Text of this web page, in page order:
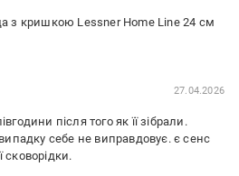
з кришкою Lessner Home Line 24 см
27.04.2026
після того як її зібрали.
себе не виправдовує. є сенс